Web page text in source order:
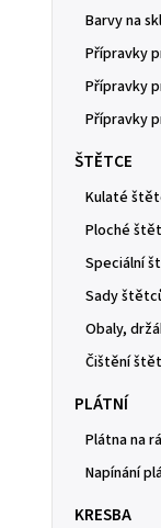
Barvy na
Přípravky
Přípravky
Přípravky
ŠTĚTCE
Kulaté
Ploché
Speciální
Sady
Obaly,
Čištění
PLÁTNÍ
Plátna na
Napínání
KRESBA